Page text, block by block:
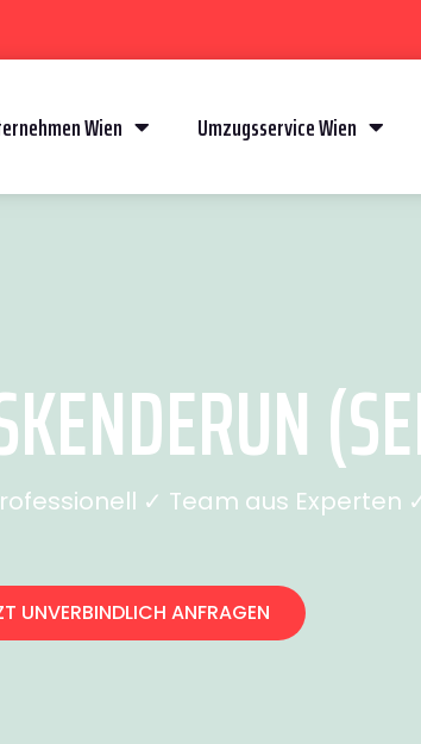
Wien Umzugsservice Wien
✓ Team aus Experten
UNVERBINDLICH ANFRAGEN